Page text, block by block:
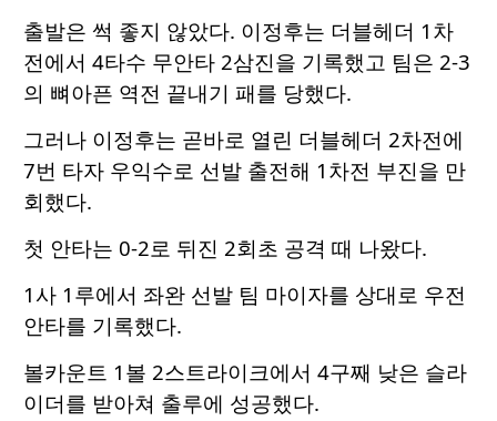
출발은 썩 좋지 않았다. 이정후는 더블헤더 1차
전에서 4타수 무안타 2삼진을 기록했고 팀은 2-3
의 뼈아픈 역전 끝내기 패를 당했다.
그러나 이정후는 곧바로 열린 더블헤더 2차전에
7번 타자 우익수로 선발 출전해 1차전 부진을 만
회했다.
첫 안타는 0-2로 뒤진 2회초 공격 때 나왔다.
1사 1루에서 좌완 선발 팀 마이자를 상대로 우전
안타를 기록했다.
볼카운트 1볼 2스트라이크에서 4구째 낮은 슬라
이더를 받아쳐 출루에 성공했다.